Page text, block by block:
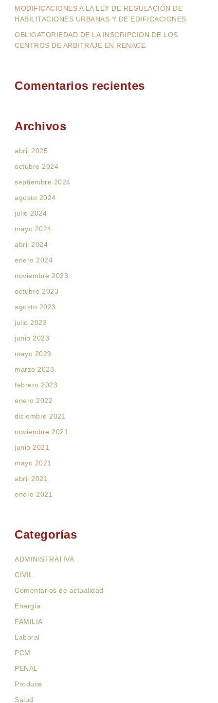
MODIFICACIONES A LA LEY DE REGULACIÓN DE
HABILITACIONES URBANAS Y DE EDIFICACIONES
OBLIGATORIEDAD DE LA INSCRIPCION DE LOS
CENTROS DE ARBITRAJE EN RENACE
Comentarios recientes
Archivos
abril 2025
octubre 2024
septiembre 2024
agosto 2024
julio 2024
mayo 2024
abril 2024
enero 2024
noviembre 2023
octubre 2023
agosto 2023
julio 2023
junio 2023
mayo 2023
marzo 2023
febrero 2023
enero 2022
diciembre 2021
noviembre 2021
junio 2021
mayo 2021
abril 2021
enero 2021
Categorías
ADMINISTRATIVA
CIVIL
Comentarios de actualidad
Energía
FAMILIA
Laboral
PCM
PENAL
Produce
Salud